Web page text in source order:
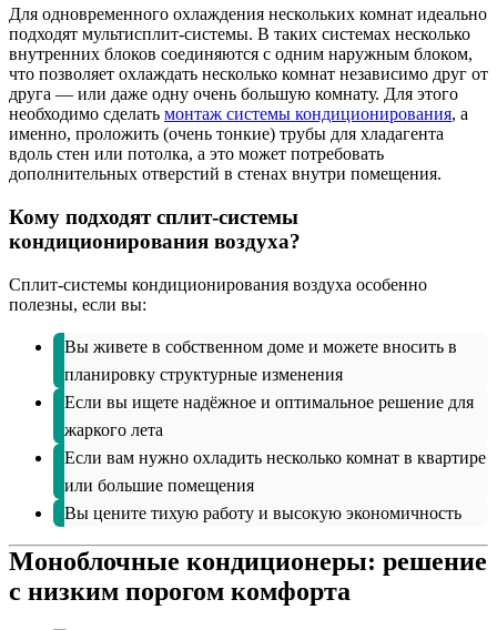
Для одновременного охлаждения нескольких комнат идеально
подходят мультисплит-системы. В таких системах несколько
внутренних блоков соединяются с одним наружным блоком,
что позволяет охлаждать несколько комнат независимо друг от
друга — или даже одну очень большую комнату. Для этого
необходимо сделать монтаж системы кондиционирования, а
именно, проложить (очень тонкие) трубы для хладагента
вдоль стен или потолка, а это может потребовать
дополнительных отверстий в стенах внутри помещения.
Кому подходят сплит-системы
кондиционирования воздуха?
Сплит-системы кондиционирования воздуха особенно
полезны, если вы:
Вы живете в собственном доме и можете вносить в
планировку структурные изменения
Если вы ищете надёжное и оптимальное решение для
жаркого лета
Если вам нужно охладить несколько комнат в квартире
или большие помещения
Вы цените тихую работу и высокую экономичность
Моноблочные кондиционеры: решение
с низким порогом комфорта